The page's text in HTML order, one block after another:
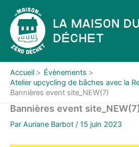
contenu
La Maison
Déchet
Accueil
Évènements
Atelier upcycling de bâches avec la
Bannières event site_NEW(7)
Bannières event
Par Auriane Barbot / 15 juin 2023